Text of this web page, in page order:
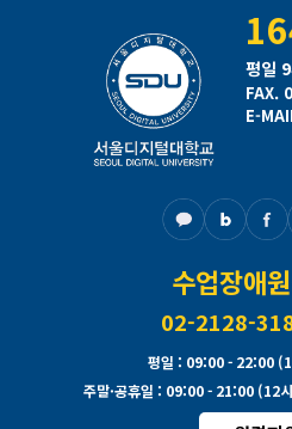
평일
FAX.
E-
수업장애
02-2128-
평일 : 09:00 - 22:00
주말·공휴일 : 09:00 - 21:00 (12